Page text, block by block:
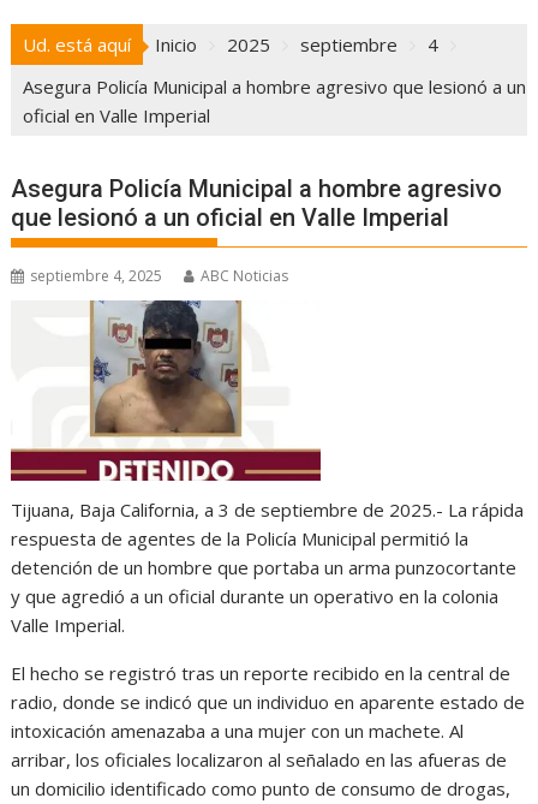
Ud. está aquí Inicio 2025 septiembre
4
Asegura Policía Municipal a hombre agresivo que lesionó a un
oficial en Valle Imperial
Asegura Policía Municipal a hombre agresivo
que lesionó a un oficial en Valle Imperial
septiembre 4, 2025 ABC Noticias
Tijuana, Baja California, a 3 de septiembre de 2025.- La rápida
respuesta de agentes de la Policía Municipal permitió la
detención de un hombre que portaba un arma punzocortante
y que agredió a un oficial durante un operativo en la colonia
Valle Imperial.
El hecho se registró tras un reporte recibido en la central de
radio, donde se indicó que un individuo en aparente estado de
intoxicación amenazaba a una mujer con un machete. Al
arribar, los oficiales localizaron al señalado en las afueras de
un domicilio identificado como punto de consumo de drogas,